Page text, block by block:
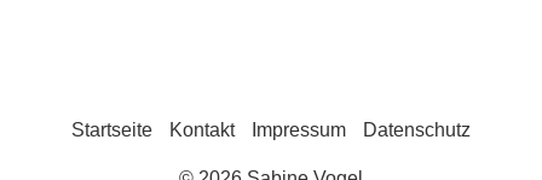
Startseite Kontakt Impressum Datenschutz